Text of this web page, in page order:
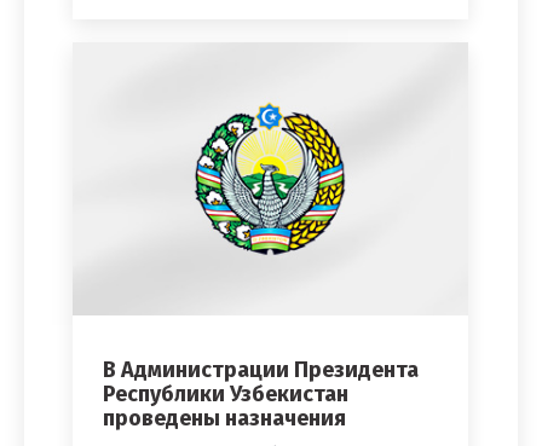
В Администрации Президента
Республики Узбекистан
проведены назначения